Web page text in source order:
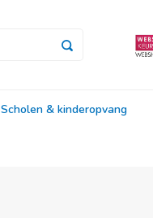
Scholen & kinderopvang